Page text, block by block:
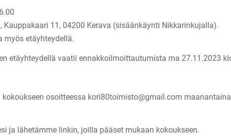
Kauppakaari 11, 04200 Kerava (sisäänkäynti Nikkarinkujalla).
myös etäyhteydellä.
etäyhteydellä vaatii ennakkoilmoittautumista ma 27.11.2023
osoitteessa kori80toimisto@gmail.com
ja lähetämme linkin, joilla pääset mukaan kokoukseen.